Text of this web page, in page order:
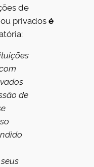
de
privadosé
de